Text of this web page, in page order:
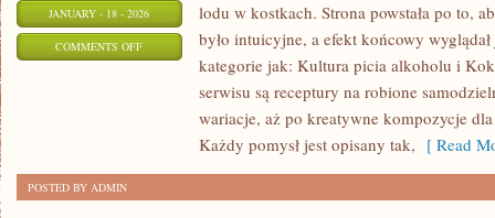
JANUARY - 18 - 2026
COMMENTS OFFON
lodu w kostkach. Strona powstała po to,
było intuicyjne, a efekt końcowy
kategorie jak: Kultura picia alkoholu i
serwisu są receptury na robione
wariacje, aż po kreatywne kompozycje
Każdy pomysł jest opisany tak, [ Read
POSTED BY ADMIN